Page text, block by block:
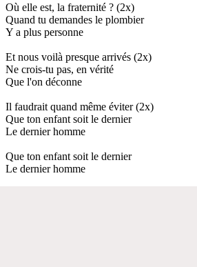
Où elle est, la fraternité ? (2x)
Quand tu demandes le plombier
Y a plus personne
Et nous voilà presque arrivés (2x)
Ne crois-tu pas, en vérité
Que l'on déconne
Il faudrait quand même éviter (2x)
Que ton enfant soit le dernier
Le dernier homme
Que ton enfant soit le dernier
Le dernier homme